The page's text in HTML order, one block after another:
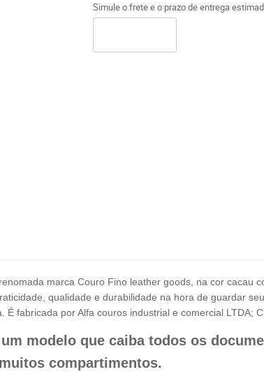
Simule o frete e o prazo de entrega
marca Couro Fino leather goods, na cor cacau
qualidade e durabilidade na hora de guardar
fabricada por Alfa couros industrial e comercial LTDA;
modelo que caiba todos os
compartimentos.